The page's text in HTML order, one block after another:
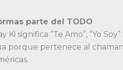
parte del TODO
Ki significa “Te Amo”, “Yo
porque pertenece al